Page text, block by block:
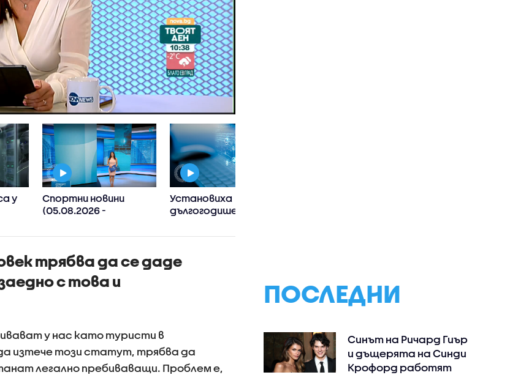
у
Спортни новини
(05.08.2026 -
Установиха
дългогодишен
правителствени
мрежи
трябва да се даде
с това и
у нас като туристи в
изтече този статут, трябва да
легално пребиваващи. Проблем е,
ПОСЛЕДНИ
Синът на Ричард Гиър
и дъщерята на Синди
Крофорд работят